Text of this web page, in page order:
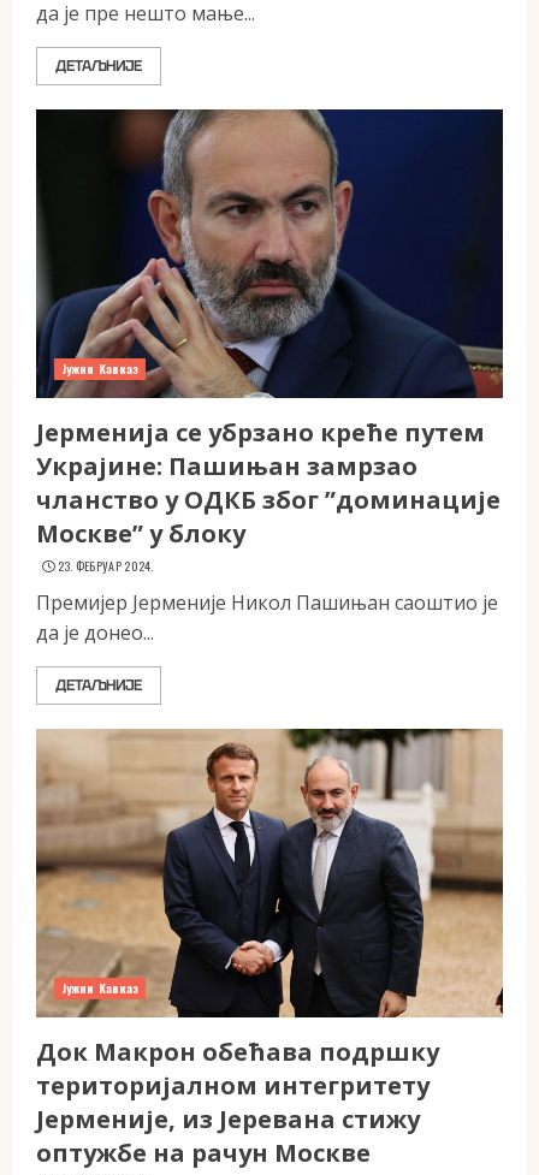
да је пре нешто мање...
ДЕТАЉНИЈЕ
Јужни Кавказ
Јерменија се убрзано креће путем
Украјине: Пашињан замрзао
чланство у ОДКБ због ”доминације
Москве” у блоку
23. ФЕБРУАР 2024.
Премијер Јерменије Никол Пашињан саоштио је
да је донео...
ДЕТАЉНИЈЕ
Јужни Кавказ
Док Макрон обећава подршку
територијалном интегритету
Јерменије, из Јеревана стижу
оптужбе на рачун Москве